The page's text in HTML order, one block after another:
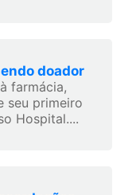
doador
farmácia,
seu primeiro
Hospital....